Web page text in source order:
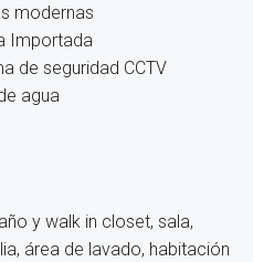
modernas
Importada
de seguridad CCTV
agua
y walk in closet, sala,
área de lavado, habitación